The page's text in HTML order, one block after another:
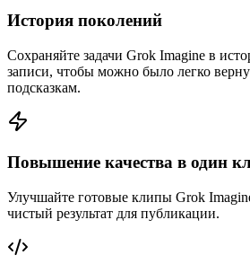
История поколений
Сохраняйте задачи Grok Imagine в
записи, чтобы можно было легко
подсказкам.
Повышение качества в один
Улучшайте готовые клипы Grok
чистый результат для публикации.